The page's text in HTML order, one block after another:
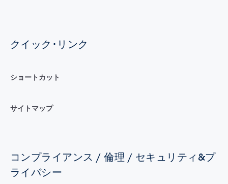
クイック･リンク
ショートカット
サイトマップ
コンプライアンス / 倫理 / セキュリティ&プ
ライバシー